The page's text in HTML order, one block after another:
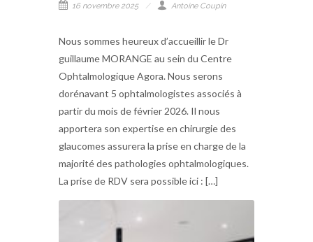
16 novembre 2025 Antoine Coupin
Nous sommes heureux d’accueillir le Dr
guillaume MORANGE au sein du Centre
Ophtalmologique Agora. Nous serons
dorénavant 5 ophtalmologistes associés à
partir du mois de février 2026. Il nous
apportera son expertise en chirurgie des
glaucomes assurera la prise en charge de la
majorité des pathologies ophtalmologiques.
La prise de RDV sera possible ici : […]